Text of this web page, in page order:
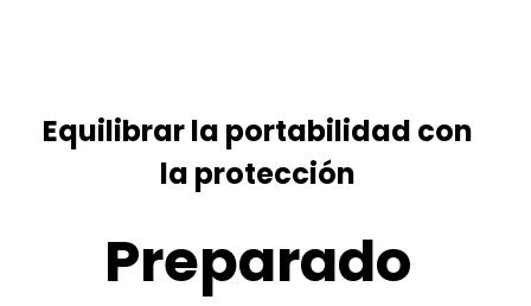
Equilibrar la portabilidad con
la protección
Preparado